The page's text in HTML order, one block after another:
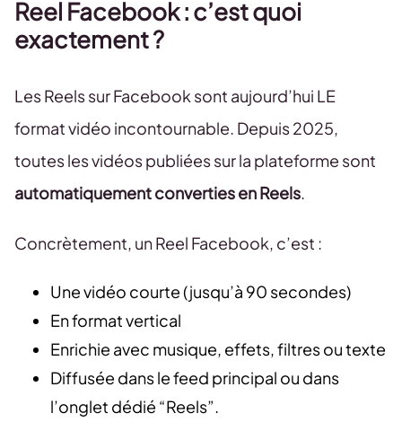
Reel Facebook : c’est quoi
exactement ?
Les Reels sur Facebook sont aujourd’hui LE
format vidéo incontournable. Depuis 2025,
toutes les vidéos publiées sur la plateforme sont
automatiquement converties en Reels.
Concrètement, un Reel Facebook, c’est :
Une vidéo courte (jusqu’à 90 secondes)
En format vertical
Enrichie avec musique, effets, filtres ou texte
Diffusée dans le feed principal ou dans
l’onglet dédié “Reels”.